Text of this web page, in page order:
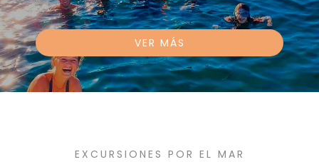
VER MÁS
EXCURSIONES POR EL MAR